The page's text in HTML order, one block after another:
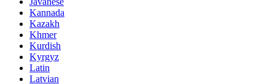
Kannada
Kazakh
Khmer
Kurdish
Kyrgyz
Latin
Latvian